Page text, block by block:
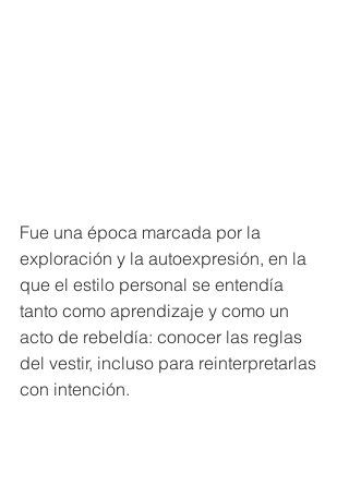
Fue una época marcada por la
exploración y la autoexpresión, en la
que el estilo personal se entendía
tanto como aprendizaje y como un
acto de rebeldía: conocer las reglas
del vestir, incluso para reinterpretarlas
con intención.